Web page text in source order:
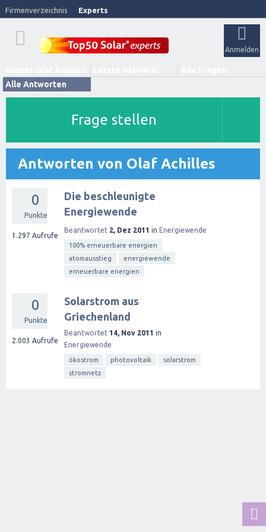
Firmenverzeichnis Experts
Anmelden
Alle Antworten
Frage stellen
Antworten von Olaf Achilles
0
Punkte
1.297 Aufrufe
Die beschleunigte
Energiewende
Beantwortet 2, Dez 2011 in Energiewende
100% erneuerbare energien
atomausstieg
energiewende
erneuerbare energien
0
Punkte
2.003 Aufrufe
Solarstrom aus
Griechenland
Beantwortet 14, Nov 2011 in
Energiewende
ökostrom photovoltaik
solarstrom
stromnetz